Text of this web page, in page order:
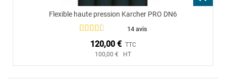
Flexible haute pression Karcher PRO DN6
14 avis
120,00 € TTC
100,00 € HT